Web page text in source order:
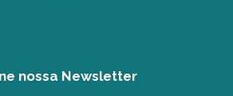
nossa Newsletter